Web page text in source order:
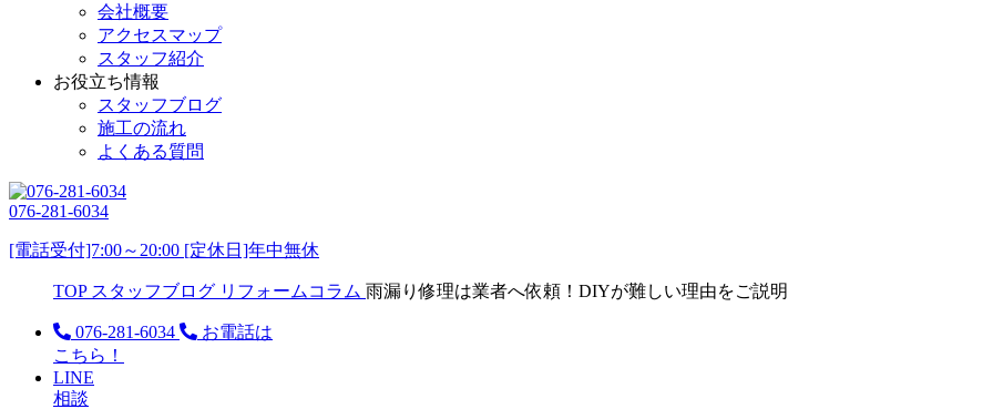
会社概要
アクセスマップ
スタッフ紹介
お役立ち情報
スタッフブログ
施工の流れ
よくある質問
076-281-6034
[電話受付]7:00～20:00 [定休日]年中無休
TOP スタッフブログ リフォームコラム 雨漏り修理は業者へ依頼！DIYが難しい理由をご説明
076-281-6034
お電話は
こちら！
LINE
相談